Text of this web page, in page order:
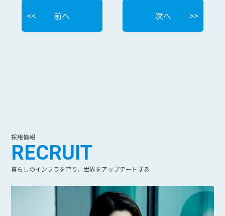
前へ 次へ
採用情報
RECRUIT
暮らしのインフラを守り、世界をアップデートする